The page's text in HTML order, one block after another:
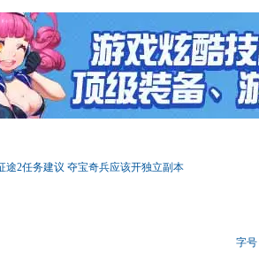
途2任务建议 夺宝奇兵应该开独立副本
字号